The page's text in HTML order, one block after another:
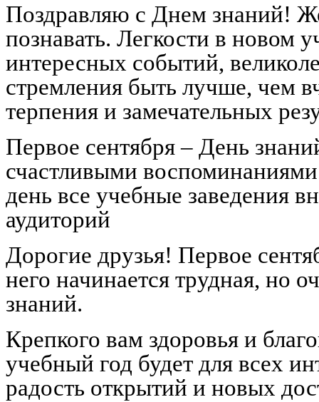
Поздравляю с Днем знаний!
познавать. Легкости в новом
интересных событий,
стремления быть лучше, чем
терпения и замечательных
Первое сентября – День
счастливыми
день все учебные заведения
аудиторий
Дорогие друзья! Первое
него начинается трудная, но
знаний.
Крепкого вам здоровья и
учебный год будет для всех
радость открытий и новых